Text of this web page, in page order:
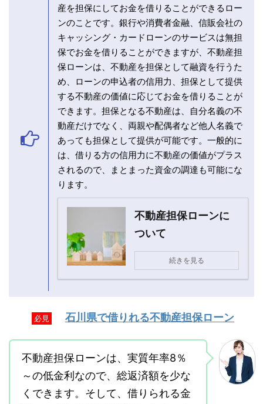
産を担保にしてお金を借りることができるロー
ンのことです。銀行や消費者金融、信販会社の
キャッシング・カードローンのサービスは無担
保でお金を借りることができますが、不動産担
保ローンは、不動産を担保として融資を行うた
め、ローンの申込者の信用力、担保として提供
する不動産の価値に応じてお金を借りることが
できます。担保となる不動産は、自分名義の不
動産だけでなく、両親や配偶者など他人名義で
あっても担保として提供が可能です。一般的に
は、借りる方の信用力に不動産の価値がプラス
されるので、まとまった資金の調達も可能にな
ります。
不動産担保ローンに
ついて
続きを見る
必見 石川県で借りれる不動産担保ローン
不動産担保ローンは、実質年率8％
～の低金利なので、総返済額を少な
くできます。そして、借りられる金